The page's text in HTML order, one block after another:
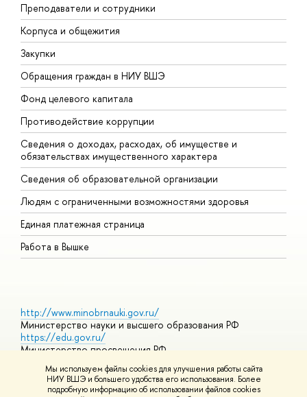
Мы используем файлы cookies для улучшения работы сайта
НИУ ВШЭ и большего удобства его использования. Более
подробную информацию об использовании файлов cookies
Преподаватели и сотрудники
Корпуса и общежития
Закупки
Обращения граждан в НИУ ВШЭ
Фонд целевого капитала
Противодействие коррупции
Сведения о доходах, расходах, об имуществе и
обязательствах имущественного характера
Сведения об образовательной организации
Людям с ограниченными возможностями здоровья
Единая платежная страница
Работа в Вышке
http://www.minobrnauki.gov.ru/
Министерство науки и высшего образования РФ
https://edu.gov.ru/
Министерство просвещения РФ
Массовые открытые онлайн-курсы